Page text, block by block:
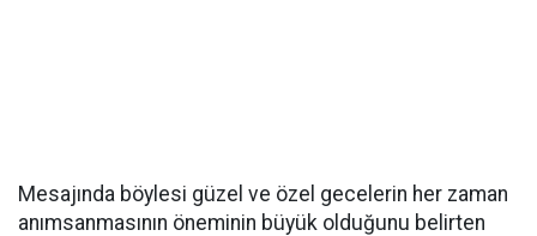
Mesajında böylesi güzel ve özel gecelerin her zaman
anımsanmasının öneminin büyük olduğunu belirten